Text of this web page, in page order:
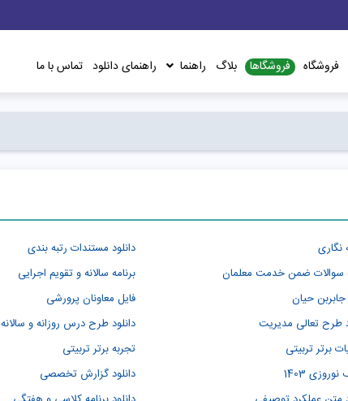
فروشگاه فروشگاها بلاگ راهنما راهنمای دانلود تماس با ما
نگاری دانلود مستندات رتبه بندی
سوالات ضمن خدمت معلمان برنامه سالانه و تقویم اجرایی
حیان فایل معاونان پرورشی
طرح تعالی مدیریت دانلود طرح درس روزانه و سالانه
برتر تربیتی تجربه برتر تربیتی
1403 دانلود گزارش تخصصی